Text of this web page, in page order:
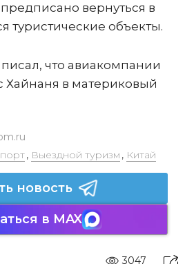
вернуться в
туристические объекты.
что авиакомпании
в материковый
, Выездной туризм , Китай
новость
в MAX
3047